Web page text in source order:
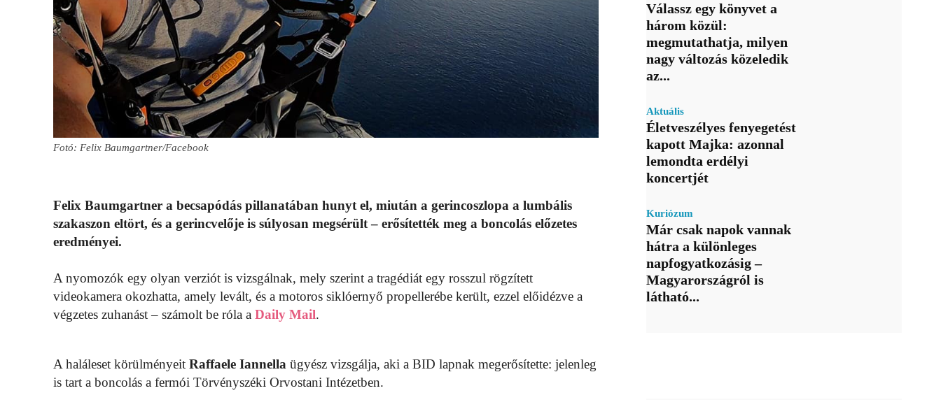
Fotó: Felix Baumgartner/Facebook
Felix Baumgartner a becsapódás pillanatában hunyt el, miután a gerincoszlopa a lumbális
szakaszon eltört, és a gerincvelője is súlyosan megsérült – erősítették meg a boncolás előzetes
eredményei.
A nyomozók egy olyan verziót is vizsgálnak, mely szerint a tragédiát egy rosszul rögzített
videokamera okozhatta, amely levált, és a motoros siklóernyő propellerébe került, ezzel előidézve a
végzetes zuhanást – számolt be róla a Daily Mail.
A haláleset körülményeit Raffaele Iannella ügyész vizsgálja, aki a BID lapnak megerősítette: jelenleg
is tart a boncolás a fermói Törvényszéki Orvostani Intézetben.
Válassz egy könyvet a
három közül:
megmutathatja, milyen
nagy változás közeledik
az...
Aktuális
Életveszélyes fenyegetést
kapott Majka: azonnal
lemondta erdélyi
koncertjét
Kuriózum
Már csak napok vannak
hátra a különleges
napfogyatkozásig –
Magyarországról is
látható...